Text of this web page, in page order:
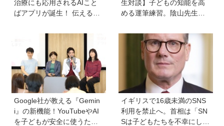
治療にも応用されるAIこと
ばアプリが誕生！ 伝える力
める「ことたね」の魅力と
生対談】子どもの知能を高
める運筆練習。陰山先生が
ルできるようになれば、文
字を覚えることなんて簡
単！」という理由は？
Google社が教える『Gemin
i』の新機能！YouTubeやAI
を子どもが安全に使うため
イギリスで16歳未満のSNS
利用を禁止へ。首相は「SN
Sは子どもたちを不幸にして